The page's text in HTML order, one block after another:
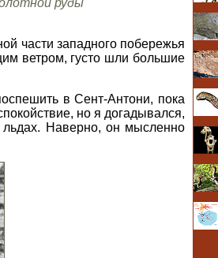
части западного побережья
ветром, густо шли большие
в Сент-Антони, пока
но я догадывался,
Наверно, он мысленно